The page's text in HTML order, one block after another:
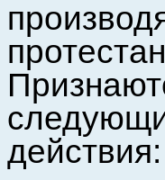
действия: